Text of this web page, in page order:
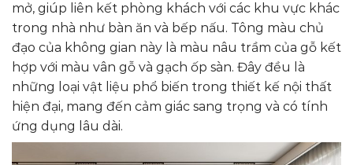
mở, giúp liên kết phòng khách với các khu vực khác
trong nhà như bàn ăn và bếp nấu. Tông màu chủ
đạo của không gian này là màu nâu trầm của gỗ kết
hợp với màu vân gỗ và gạch ốp sàn. Đây đều là
những loại vật liệu phổ biến trong thiết kế nội thất
hiện đại, mang đến cảm giác sang trọng và có tính
ứng dụng lâu dài.